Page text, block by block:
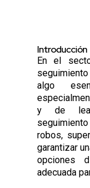
Introducción
En el
algo
y de
robos,
garantizar
opciones
adecuada